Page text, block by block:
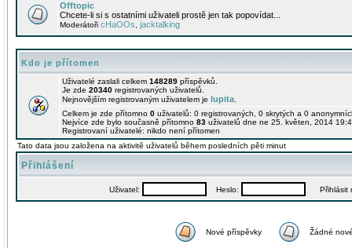
Offtopic
Chcete-li si s ostatními uživateli prostě jen tak popovídat...
Moderátoři cHaOOs jacktalking
Kdo je přítomen
Uživatelé zaslali celkem 148289 příspěvků.
Je zde 20340 registrovaných uživatelů.
Nejnovějším registrovaným uživatelem je lupita
Celkem je zde přítomno 0 uživatelů: 0 registrovaných, 0 skrytých a 0
Nejvíce zde bylo současně přítomno 83 uživatelů dne ne 25. květen, 2014
Registrovaní uživatelé: nikdo není přítomen
Tato data jsou založena na aktivitě uživatelů během posledních pěti minut
Přihlášení
Uživatel: Heslo: Přihlásit
Nové příspěvky Žádné